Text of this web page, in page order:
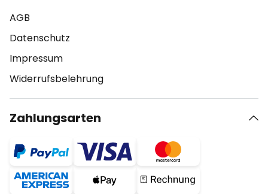
AGB
Datenschutz
Impressum
Widerrufsbelehrung
Zahlungsarten